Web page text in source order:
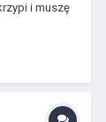
i muszę